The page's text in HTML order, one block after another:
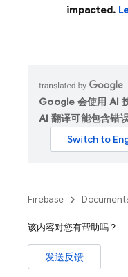
impacted.
Google 会使用 AI
AI 翻译可能包含错误
Firebase
该内容对您有帮助吗？
发送反馈